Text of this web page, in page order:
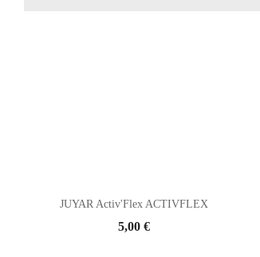
JUYAR Activ'Flex ACTIVFLEX
Prix
5,00 €